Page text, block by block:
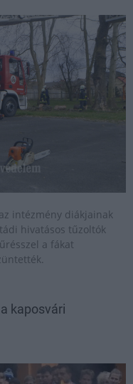
intézmény diákjainak
hivatásos tűzoltók
a fákat
kaposvári